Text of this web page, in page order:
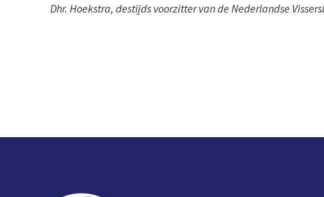
Dhr. Hoekstra, destijds voorzitter van de Nederlandse